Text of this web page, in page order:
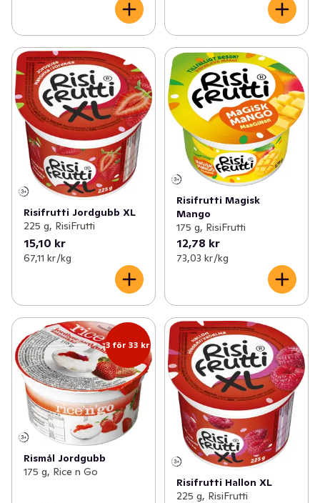
Risifrutti Jordgubb XL
225 g, RisiFrutti
15,10 kr
67,11 kr /kg
Risifrutti Magisk
Mango
175 g, RisiFrutti
12,78 kr
73,03 kr /kg
3 för 33 kr
Rismål Jordgubb
175 g, Rice n Go
Risifrutti Hallon XL
225 g, RisiFrutti